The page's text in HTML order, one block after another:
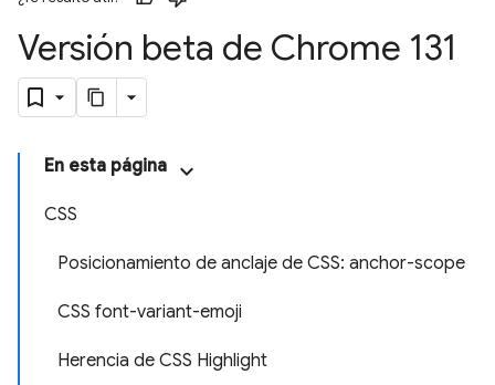
Versión beta de Chrome 131
En esta página
CSS
Posicionamiento de anclaje de CSS: anchor-scope
​CSS font-variant-emoji
Herencia de CSS Highlight